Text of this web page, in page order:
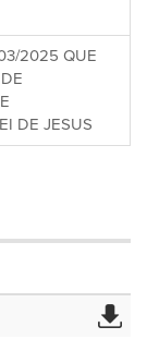
2025 QUE
DE JESUS